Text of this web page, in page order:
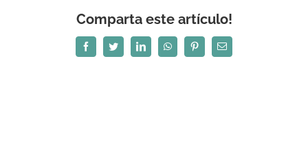
Comparta este artículo!
FacebookTwitterLinkedInWhatsAppPinterestCorreo
electrónico